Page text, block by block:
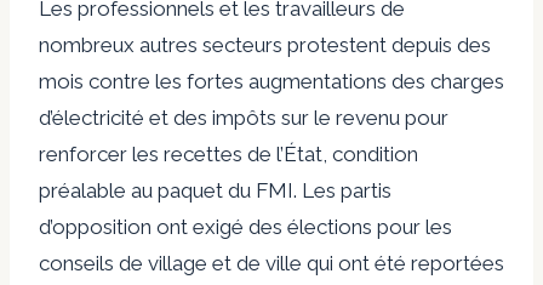
Les professionnels et les travailleurs de
nombreux autres secteurs protestent depuis des
mois contre les fortes augmentations des charges
d’électricité et des impôts sur le revenu pour
renforcer les recettes de l’État, condition
préalable au paquet du FMI. Les partis
d’opposition ont exigé des élections pour les
conseils de village et de ville qui ont été reportées